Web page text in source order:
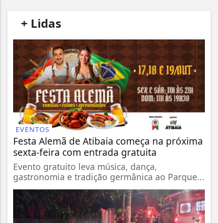
+ Lidas
EVENTOS
Festa Alemã de Atibaia começa na próxima
sexta-feira com entrada gratuita
Evento gratuito leva música, dança,
gastronomia e tradição germânica ao Parque...